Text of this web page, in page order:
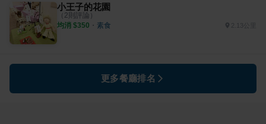
小王子的花園
（ 2則評論）
均消 $350 ・ 素食 2.13公里
更多餐廳排名